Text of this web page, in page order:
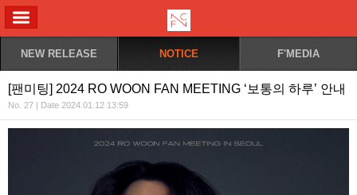
NEW RELEASE NOTICE F'MEDIA
[팬미팅] 2024 RO WOON FAN MEETING ‘보통의 하루’ 안내
No. 27 | Date 2024.01.12 13:59